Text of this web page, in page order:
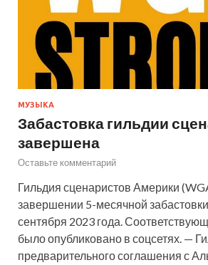
МУЗЫКА
Забастовка гильдии
завершена
Оставьте комментарий
Гильдия сценаристов Америки
завершении 5-месячной
сентября 2023 года.
было опубликовано в соцсетях. —
предварительного соглашения с